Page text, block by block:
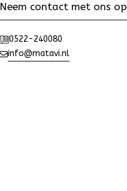
Neem contact met ons op
0522-240080
info@matavi.nl